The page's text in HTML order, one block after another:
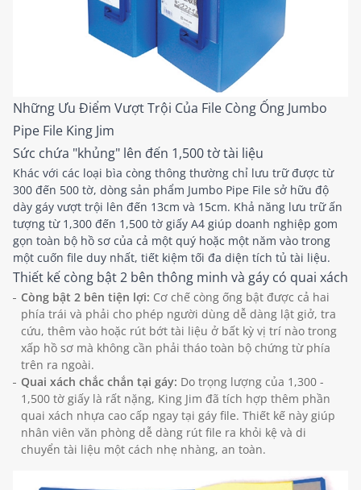
Những Ưu Điểm Vượt Trội Của File Còng Ống Jumbo
Pipe File King Jim
Sức chứa "khủng" lên đến 1,500 tờ tài liệu
Khác với các loại bìa còng thông thường chỉ lưu trữ được từ
300 đến 500 tờ, dòng sản phẩm Jumbo Pipe File sở hữu độ
dày gáy vượt trội lên đến 13cm và 15cm. Khả năng lưu trữ ấn
tượng từ 1,300 đến 1,500 tờ giấy A4 giúp doanh nghiệp gom
gọn toàn bộ hồ sơ của cả một quý hoặc một năm vào trong
một cuốn file duy nhất, tiết kiệm tối đa diện tích tủ tài liệu.
Thiết kế còng bật 2 bên thông minh và gáy có quai xách
Còng bật 2 bên tiện lợi: Cơ chế còng ống bật được cả hai
phía trái và phải cho phép người dùng dễ dàng lật giở, tra
cứu, thêm vào hoặc rút bớt tài liệu ở bất kỳ vị trí nào trong
xấp hồ sơ mà không cần phải tháo toàn bộ chứng từ phía
trên ra ngoài.
Quai xách chắc chắn tại gáy: Do trọng lượng của 1,300 -
1,500 tờ giấy là rất nặng, King Jim đã tích hợp thêm phần
quai xách nhựa cao cấp ngay tại gáy file. Thiết kế này giúp
nhân viên văn phòng dễ dàng rút file ra khỏi kệ và di
chuyển tài liệu một cách nhẹ nhàng, an toàn.